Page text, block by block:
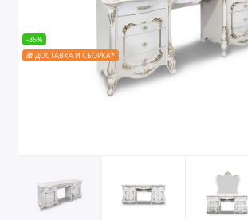
-35%
🎁 ДОСТАВКА И СБОРКА*